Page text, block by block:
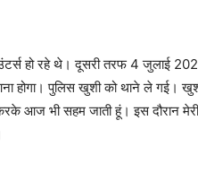
हो रहे थे। दूसरी तरफ 4 जुलाई
होगा। पुलिस खुशी को थाने ले गई।
आज भी सहम जाती हूं। इस दौरान